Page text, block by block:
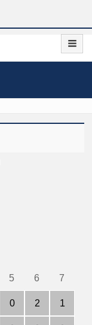
5
0
6
2
7
1